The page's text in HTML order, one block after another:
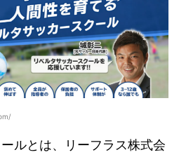
ルとは、リーフラス株式会